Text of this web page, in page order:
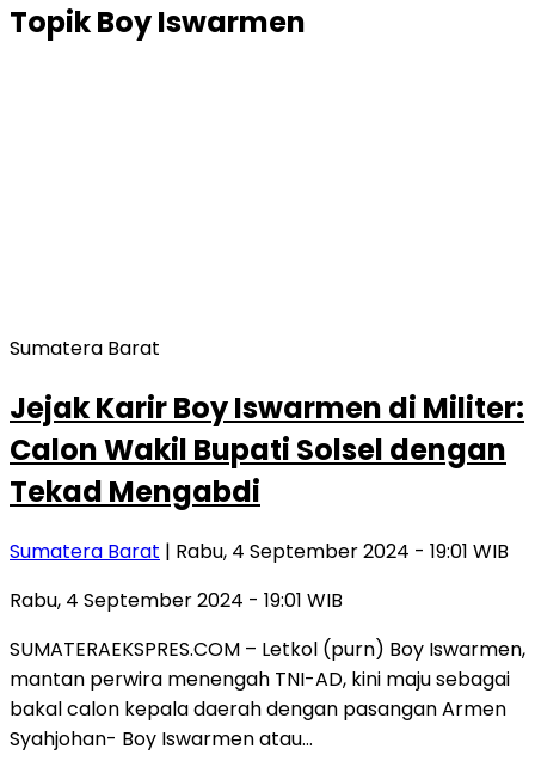
TopikBoy Iswarmen
Sumatera Barat
Jejak Karir Boy Iswarmen di Militer:
Calon Wakil Bupati Solsel dengan
Tekad Mengabdi
Sumatera Barat | Rabu, 4 September 2024 - 19:01 WIB
Rabu, 4 September 2024 - 19:01 WIB
SUMATERAEKSPRES.COM – Letkol (purn) Boy Iswarmen,
mantan perwira menengah TNI-AD, kini maju sebagai
bakal calon kepala daerah dengan pasangan Armen
Syahjohan- Boy Iswarmen atau…